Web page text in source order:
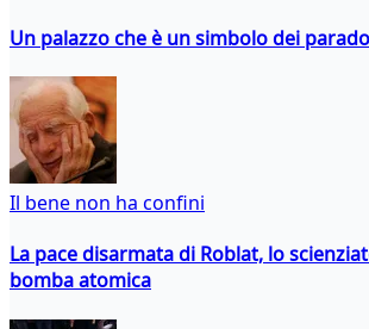
Un palazzo che è un simbolo dei
Il bene non ha confini
La pace disarmata di Roblat, lo
bomba atomica